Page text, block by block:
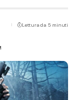
Lettura da 5 minuti